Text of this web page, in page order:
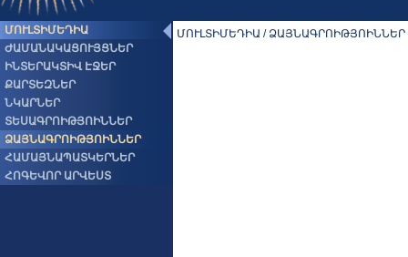
ՄՈՒԼՏԻՄԵԴԻԱ
ԺԱՄԱՆԱԿԱՑՈՒՅՑՆԵՐ
ԻՆՏԵՐԱԿՏԻՎ ԷՋԵՐ
ՔԱՐՏԵԶՆԵՐ
ՆԿԱՐՆԵՐ
ՏԵՍԱԳՐՈԻԹՅՈԻՆՆԵՐ
ՁԱՅՆԱԳՐՈԻԹՅՈԻՆՆԵՐ
ՀԱՄԱՅՆԱՊԱՏԿԵՐՆԵՐ
ՀՈԳԵՎՈՐ ԱՐՎԵՍՏ
ՄՈՒԼՏԻՄԵԴԻԱ / ՁԱՅՆԱԳՐՈԻԹՅՈԻՆՆԵՐ